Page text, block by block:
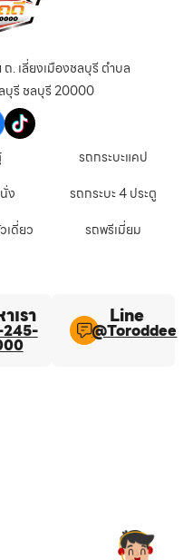
. เลี่ยงเมืองชลบุรี ตำบล
บุรี ชลบุรี 20000
ง
เดี่ยว
รถกระบะแคป
รถกระบะ 4 ประตู
รถพรีเมี่ยม
เรา Line​
@Toroddee​